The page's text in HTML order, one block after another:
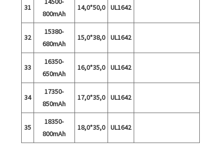
31
800mAh
14,0*50,0 UL1642
32
15380-
680mAh
15,0*38,0 UL1642
33
16350-
650mAh
16,0*35,0 UL1642
34
17350-
850mAh
17,0*35,0 UL1642
35
18350-
800mAh
18,0*35,0 UL1642